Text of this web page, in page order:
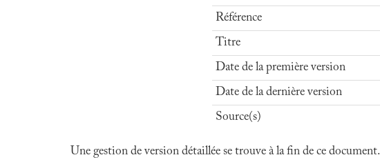
Référence
Titre
Date de la première version
Date de la dernière version
Source(s)
Une gestion de version détaillée se trouve à la fin de ce document.